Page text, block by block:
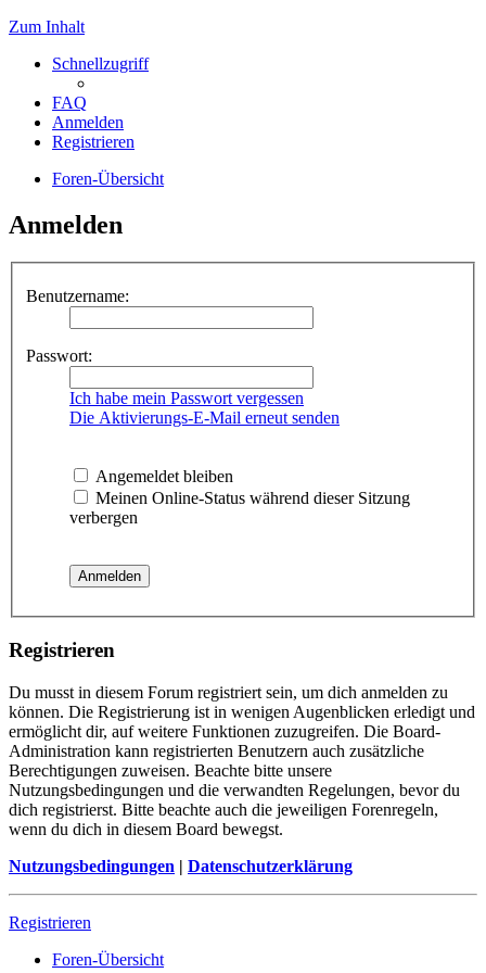
Zum Inhalt
Schnellzugriff
FAQ
Anmelden
Registrieren
Foren-Übersicht
Anmelden
Benutzername:
Passwort:
Ich habe mein Passwort vergessen
Die Aktivierungs-E-Mail erneut senden
Angemeldet bleiben
Meinen Online-Status während dieser Sitzung
verbergen
Registrieren
Du musst in diesem Forum registriert sein, um dich anmelden zu
können. Die Registrierung ist in wenigen Augenblicken erledigt und
ermöglicht dir, auf weitere Funktionen zuzugreifen. Die Board-
Administration kann registrierten Benutzern auch zusätzliche
Berechtigungen zuweisen. Beachte bitte unsere
Nutzungsbedingungen und die verwandten Regelungen, bevor du
dich registrierst. Bitte beachte auch die jeweiligen Forenregeln,
wenn du dich in diesem Board bewegst.
Nutzungsbedingungen | Datenschutzerklärung
Registrieren
Foren-Übersicht